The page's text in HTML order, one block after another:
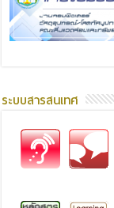
ระบบสารสนเทศ